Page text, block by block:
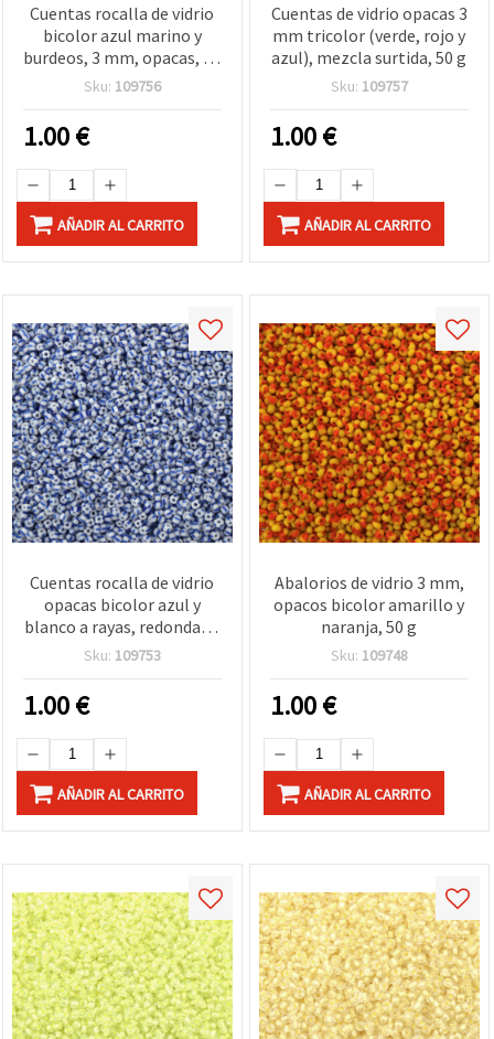
Cuentas rocalla de vidrio
bicolor azul marino y
burdeos, 3 mm, opacas, 50
g
Sku: 109756
1.00€
AÑADIR AL CARRITO
Cuentas de vidrio opacas 3
mm tricolor (verde, rojo y
azul), mezcla surtida, 50 g
Sku: 109757
1.00€
AÑADIR AL CARRITO
Cuentas rocalla de vidrio
opacas bicolor azul y
blanco a rayas, redondas 3
mm – 50 g
Sku: 109753
1.00€
AÑADIR AL CARRITO
Abalorios de vidrio 3 mm,
opacos bicolor amarillo y
naranja, 50 g
Sku: 109748
1.00€
AÑADIR AL CARRITO